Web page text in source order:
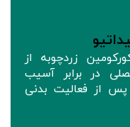
زردچوبه از
در برابر آسیب
پس از فعالیت بدنی